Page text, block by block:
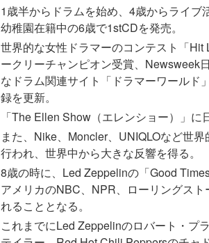
1歳半からドラムを始め、4歳からライブ
幼稚園在籍中の6歳で1stCDを発売。
世界的な女性ドラマーのコンテスト「
ークリーチャンピオン受賞、Newsweek
なドラム関連サイト「ドラマーワールド
録を更新。
「The Ellen Show（エレンショー）」に
また、Nike、Moncler、UNIQLOなど世
行われ、世界中から大きな反響を得る。
8歳の時に、Led Zeppelinの「Good
アメリカのNBC、NPR、ローリングス
れることとなる。
これまでにLed Zeppelinのロバート・プ